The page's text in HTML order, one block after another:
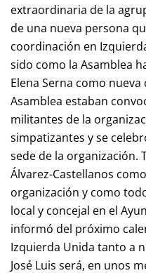
extraordinaria de la
de una nueva persona
coordinación en
sido como la Asamblea
Elena Serna como
Asamblea estaban
militantes de la
simpatizantes y se
sede de la organización.
Álvarez-Castellanos
organización y como
local y concejal en el
informó del próximo
Izquierda Unida tanto a
José Luis será, en unos